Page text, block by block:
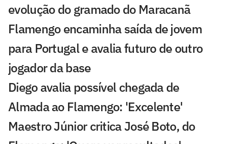
evolução do gramado do Maracanã
Flamengo encaminha saída de jovem
para Portugal e avalia futuro de outro
jogador da base
Diego avalia possível chegada de
Almada ao Flamengo: 'Excelente'
Maestro Júnior critica José Boto, do